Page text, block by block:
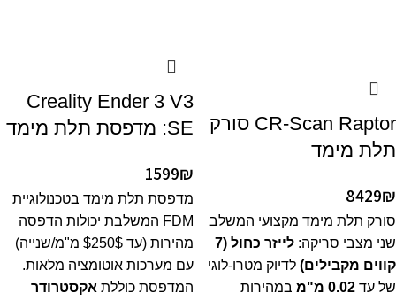
CR-Scan Raptor סורק
תלת מימד
8429₪
סורק תלת מימד מקצועי המשלב
שני מצבי סריקה:
לייזר כחול (7
קווים מקבילים) לדיוק מטרו-לוגי
של עד 0.02 מ"מ במהירות
Creality Ender 3 V3
SE: מדפסת תלת מימד
1599₪
מדפסת תלת מימד בטכנולוגיית
FDM המשלבת יכולות הדפסה
מהירות (עד $250$ מ"מ/שנייה)
עם מערכות אוטומציה מלאות.
המדפסת כוללת אקסטרודר